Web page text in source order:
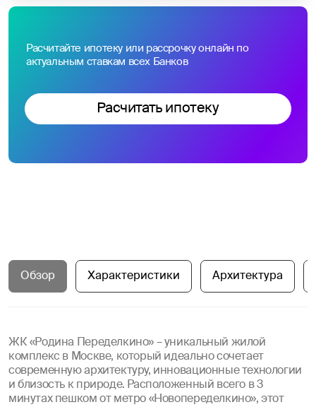
Расчитайте ипотеку или рассрочку онлайн по
актуальным ставкам всех Банков
Расчитать ипотеку
Обзор Характеристики Архитектура
ЖК «Родина Переделкино» – уникальный жилой
комплекс в Москве, который идеально сочетает
современную архитектуру, инновационные технологии
и близость к природе. Расположенный всего в 3
минутах пешком от метро «Новопеределкино», этот